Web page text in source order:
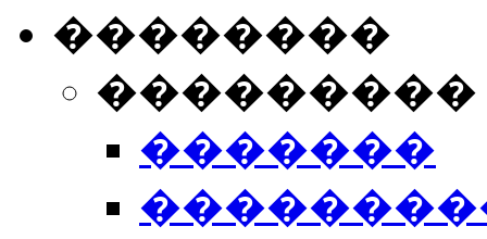
��������
�������